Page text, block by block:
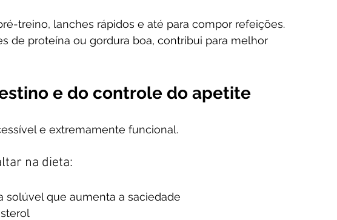
treino, lanches rápidos e até para compor refeições.
de proteína ou gordura boa, contribui para melhor
e do controle do apetite
e extremamente funcional.
na dieta:
solúvel que aumenta a saciedade